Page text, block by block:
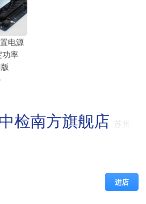
电源
功率
检南方旗舰店 苏州
进店